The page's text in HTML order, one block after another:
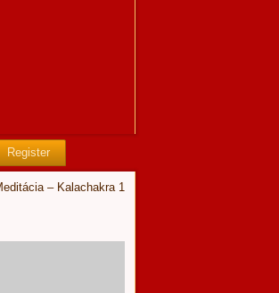
Register
– Kalachakra 1